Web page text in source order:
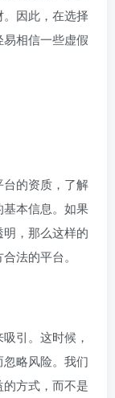
因此，在选择
相信一些虚假
的资质，了解
本信息。如果
，那么这样的
法的平台。
引。这时候，
略风险。我们
方式，而不是